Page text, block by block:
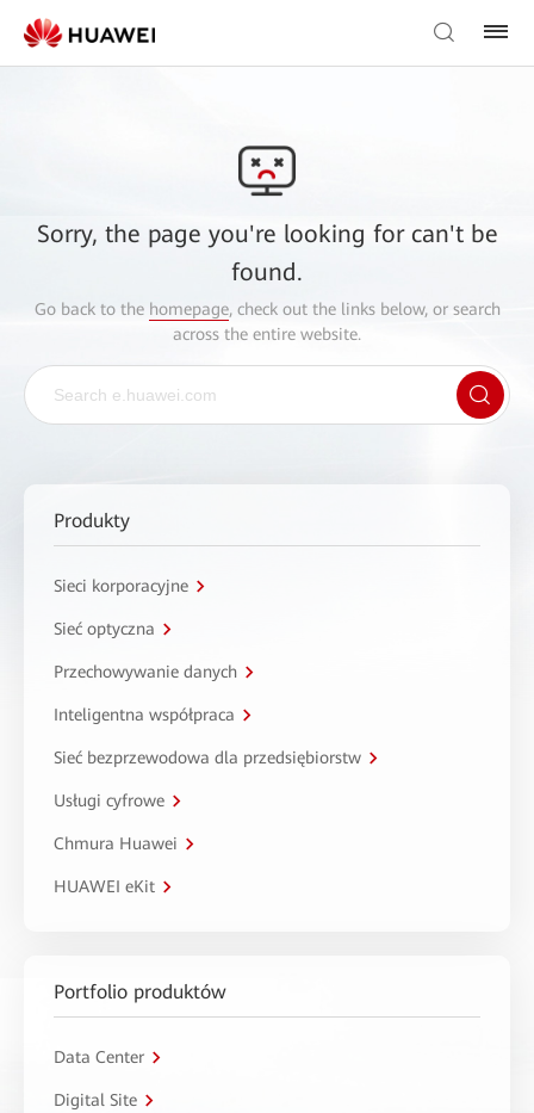
Sorry, the page you're looking for can't be
found.
Go back to the homepage, check out the links below, or search
across the entire website.
Produkty
Sieci korporacyjne
Sieć optyczna
Przechowywanie danych
Inteligentna współpraca
Sieć bezprzewodowa dla przedsiębiorstw
Usługi cyfrowe
Chmura Huawei
HUAWEI eKit
Portfolio produktów
Data Center
Digital Site